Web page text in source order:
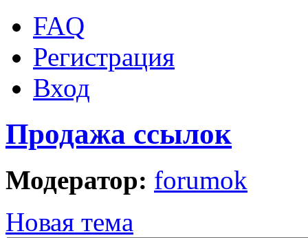
FAQ
Регистрация
Вход
Продажа ссылок
Модератор: forumok
Новая тема